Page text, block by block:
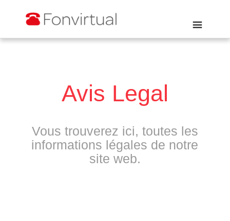
Avis Legal
Vous trouverez ici, toutes les
informations légales de notre
site web.